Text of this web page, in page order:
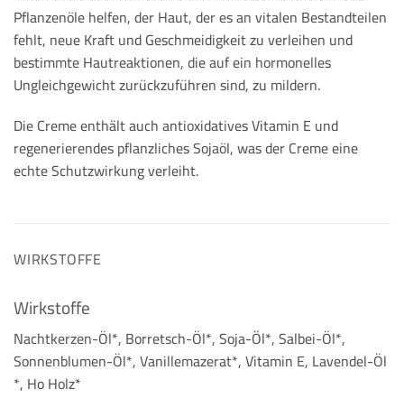
Pflanzenöle helfen, der Haut, der es an vitalen Bestandteilen
fehlt, neue Kraft und Geschmeidigkeit zu verleihen und
bestimmte Hautreaktionen, die auf ein hormonelles
Ungleichgewicht zurückzuführen sind, zu mildern.
Die Creme enthält auch antioxidatives Vitamin E und
regenerierendes pflanzliches Sojaöl, was der Creme eine
echte Schutzwirkung verleiht.
WIRKSTOFFE
Wirkstoffe
Nachtkerzen-Öl*, Borretsch-Öl*, Soja-Öl*, Salbei-Öl*,
Sonnenblumen-Öl*, Vanillemazerat*, Vitamin E, Lavendel-Öl
*, Ho Holz*